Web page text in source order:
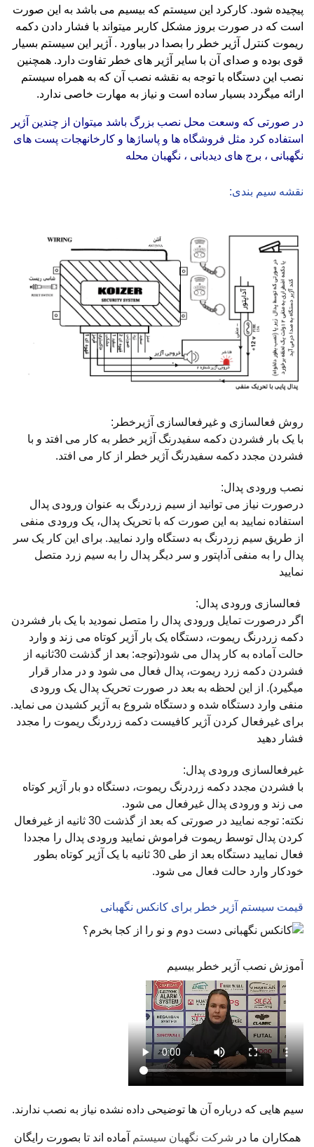
پیچیده شود. کارکرد این سیستم که بیسیم می باشد به این صورت
است که در صورت بروز مشکل کاربر میتواند با فشار دادن دکمه
ریموت کنترل آژیر خطر را بصدا در بیاورد . آژیر این سیستم بسیار
قوی بوده و صدای آن با سایر آژیر های خطر تفاوت دارد. همچنین
نصب این دستگاه با توجه به نقشه نصب آن که به همراه سیستم
ارائه میگردد بسیار ساده است و نیاز به مهارت خاصی ندارد.
در صورتی که وسعت محل نصب بزرگ باشد میتوان از چندین آژیر
استفاده کرد مثل فروشگاه ها و پاساژها و کارخانهجات پست های
نگهبانی ، برج های دیدبانی ، نگهبان محله
نقشه سیم بندی:
روش فعالسازی و غیرفعالسازی آژیرخطر:
با یک بار فشردن دکمه سفیدرنگ آژیر خطر به کار می افتد و با
فشردن مجدد دکمه سفیدرنگ آژیر خطر از کار می افتد.
نصب ورودی پدال:
درصورت نیاز می توانید از سیم زردرنگ به عنوان ورودی پدال
استفاده نمایید به این صورت که با تحریک پدال، یک ورودی منفی
از طریق سیم زردرنگ به دستگاه وارد نمایید. برای این کار یک سر
پدال را به منفی آداپتور و سر دیگر پدال را به سیم زرد متصل
نمایید
فعالسازی ورودی پدال:
اگر درصورت تمایل ورودی پدال را متصل نمودید با یک بار فشردن
دکمه زردرنگ ریموت، دستگاه یک بار آژیر کوتاه می زند و وارد
حالت آماده به کار پدال می شود(توجه: بعد از گذشت 30ثانیه از
فشردن دکمه زرد ریموت، پدال فعال می شود و در مدار قرار
میگیرد). از این لحظه به بعد در صورت تحریک پدال یک ورودی
منفی وارد دستگاه شده و دستگاه شروع به آژیر کشیدن می نماید.
برای غیرفعال کردن آژیر کافیست دکمه زردرنگ ریموت را مجدد
فشار دهید
غیرفعالسازی ورودی پدال:
با فشردن مجدد دکمه زردرنگ ریموت، دستگاه دو بار آژیر کوتاه
می زند و ورودی پدال غیرفعال می شود.
نکته: توجه نمایید در صورتی که بعد از گذشت 30 ثانیه از غیرفعال
کردن پدال توسط ریموت فراموش نمایید ورودی پدال را مجددا
فعال نمایید دستگاه بعد از طی 30 ثانیه با یک آژیر کوتاه بطور
خودکار وارد حالت فعال می شود.
قیمت سیستم آژیر خطر برای کانکس نگهبانی
آموزش نصب آژیر خطر بیسیم
سیم هایی که درباره آن ها توضیحی داده نشده نیاز به نصب ندارند.
همکاران ما در شرکت نگهبان سیستم آماده اند تا بصورت رایگان